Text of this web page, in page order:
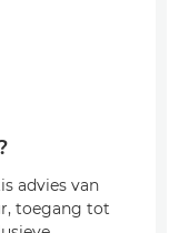
advies van
toegang tot